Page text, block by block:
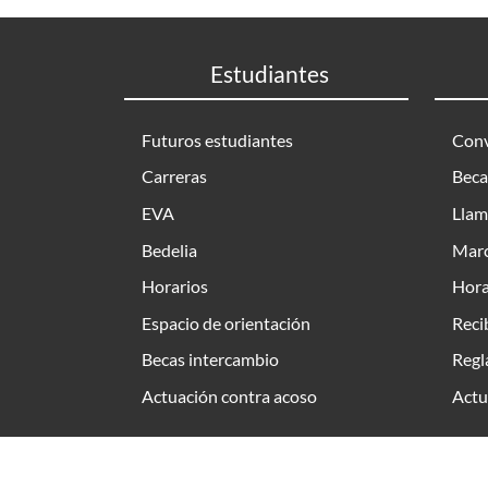
Estudiantes
Futuros estudiantes
Carreras
EVA
Bedelia
Horarios
Espacio de orientación
Becas intercambio
Actuación contra acoso